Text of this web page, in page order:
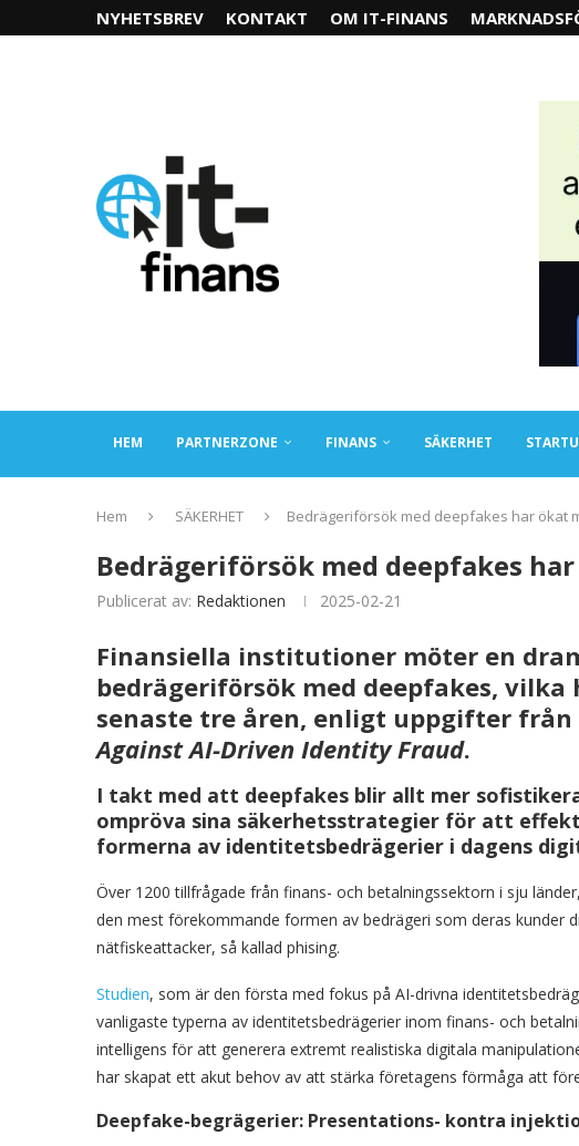
NYHETSBREV KONTAKT OM IT-FINANS
HEM PARTNERZONE FINANS SÄKERHET
Hem SÄKERHET Bedrägeriförsök med deepfakes har ökat
Bedrägeriförsök med deepfakes
Publicerat av: Redaktionen 2025-02-21
Finansiella institutioner möter en
bedrägeriförsök med deepfakes, vilka
senaste tre åren, enligt uppgifter från
Against AI-Driven Identity Fraud.
I takt med att deepfakes blir allt mer
ompröva sina säkerhetsstrategier för att
formerna av identitetsbedrägerier i dagens
Över 1200 tillfrågade från finans- och betalningssektorn i sju
den mest förekommande formen av bedrägeri som deras kunder
nätfiskeattacker, så kallad phising.
Studien, som är den första med fokus på AI-drivna
vanligaste typerna av identitetsbedrägerier inom finans- och
intelligens för att generera extremt realistiska digitala
har skapat ett akut behov av att stärka företagens förmåga att
Deepfake-begrägerier: Presentations- kontra